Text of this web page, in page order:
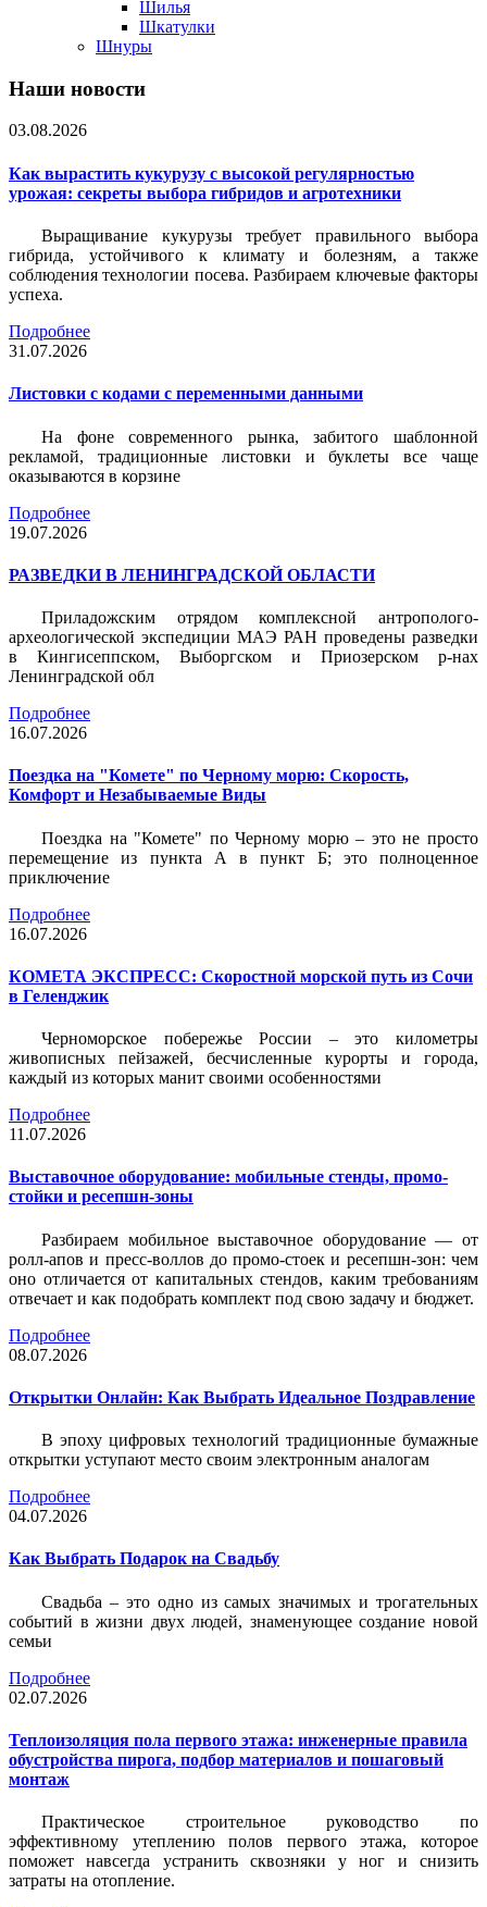
Шилья
Шкатулки
Шнуры
Наши новости
03.08.2026
Как вырастить кукурузу с высокой регулярностью
урожая: секреты выбора гибридов и агротехники
Выращивание кукурузы требует правильного выбора
гибрида, устойчивого к климату и болезням, а также
соблюдения технологии посева. Разбираем ключевые факторы
успеха.
Подробнее
31.07.2026
Листовки c кодами с переменными данными
На фоне современного рынка, забитого шаблонной
рекламой, традиционные листовки и буклеты все чаще
оказываются в корзине
Подробнее
19.07.2026
РАЗВЕДКИ В ЛЕНИНГРАДСКОЙ ОБЛАСТИ
Приладожским отрядом комплексной антрополого-
археологической экспедиции МАЭ РАН проведены разведки
в Кингисеппском, Выборгском и Приозерском р-нах
Ленинградской обл
Подробнее
16.07.2026
Поездка на "Комете" по Черному морю: Скорость,
Комфорт и Незабываемые Виды
Поездка на "Комете" по Черному морю – это не просто
перемещение из пункта А в пункт Б; это полноценное
приключение
Подробнее
16.07.2026
КОМЕТА ЭКСПРЕСС: Скоростной морской путь из Сочи
в Геленджик
Черноморское побережье России – это километры
живописных пейзажей, бесчисленные курорты и города,
каждый из которых манит своими особенностями
Подробнее
11.07.2026
Выставочное оборудование: мобильные стенды, промо-
стойки и ресепшн-зоны
Разбираем мобильное выставочное оборудование — от
ролл-апов и пресс-воллов до промо-стоек и ресепшн-зон: чем
оно отличается от капитальных стендов, каким требованиям
отвечает и как подобрать комплект под свою задачу и бюджет.
Подробнее
08.07.2026
Открытки Онлайн: Как Выбрать Идеальное Поздравление
В эпоху цифровых технологий традиционные бумажные
открытки уступают место своим электронным аналогам
Подробнее
04.07.2026
Как Выбрать Подарок на Свадьбу
Свадьба – это одно из самых значимых и трогательных
событий в жизни двух людей, знаменующее создание новой
семьи
Подробнее
02.07.2026
Теплоизоляция пола первого этажа: инженерные правила
обустройства пирога, подбор материалов и пошаговый
монтаж
Практическое строительное руководство по
эффективному утеплению полов первого этажа, которое
поможет навсегда устранить сквозняки у ног и снизить
затраты на отопление.